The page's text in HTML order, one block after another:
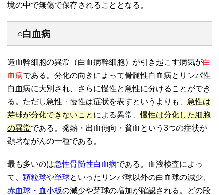
境の中で無傷で保存されることとなる。
○白血病
造血幹細胞の異常（白血病幹細胞）が引き起こす病気が白
血病である。分化の向きによって骨髄性白血病とリンパ性
白血病に大別され、さらに慢性と急性に分けることができ
る。ただし急性・慢性は症状を表すというよりも、 急性は
芽球が分化できないこと による異常、慢性は分化した細胞
の異常である。発熱・出血傾向・貧血という3つの症状が
顕著ながんの一種である。
最も多いのは急性骨髄性白血病である。血液検査によっ
て、 顆粒球や単球といったリンパ球以外の白血球の減少、
赤血球・血小板の減少や芽球の増加が確認される。どの段